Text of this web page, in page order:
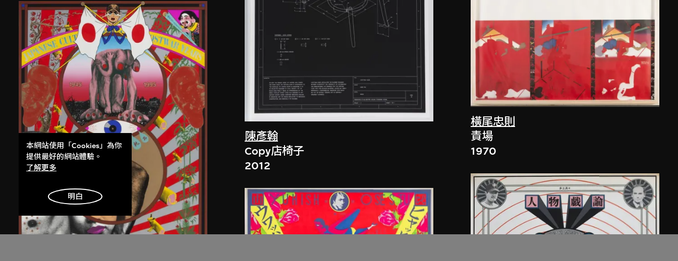
陳彥翰
Copy店椅子
2012
橫尾忠則
責場
1970
本網站使用「Cookies」為你
提供最好的網站體驗。
了解更多
明白